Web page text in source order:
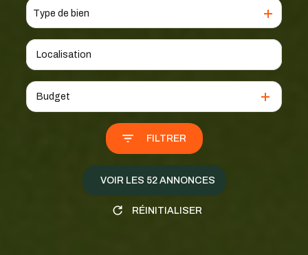
Type de bien
Budget
FILTRER
VOIR LES 52ANNONCES
RÉINITIALISER